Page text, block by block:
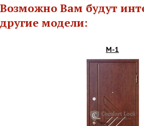
Возможно Вам будут
другие модели:
М-1